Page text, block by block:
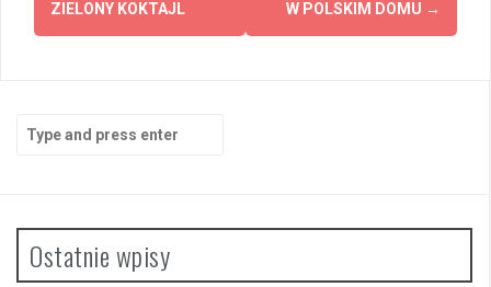
navigation
ZIELONY KOKTAJL W POLSKIM DOMU →
Search
for:
Ostatnie wpisy